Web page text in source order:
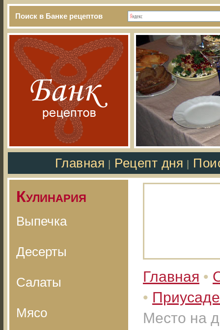
Поиск в Банке рецептов
Главная Рецепт дня
Кулинария
Выпечка
Десерты
Салаты
Мясо
Главная •
•
Место на